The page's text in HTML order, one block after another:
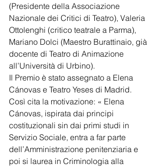
(Presidente della Associazione
Nazionale dei Critici di Teatro), Valeria
Ottolenghi (critico teatrale a Parma),
Mariano Dolci (Maestro Burattinaio, già
docente di Teatro di Animazione
all’Università di Urbino).
Il Premio è stato assegnato a Elena
Cánovas e Teatro Yeses di Madrid.
Così cita la motivazione: « Elena
Cánovas, ispirata dai principi
costituzionali sin dai primi studi in
Servizio Sociale, entra a far parte
dell’Amministrazione penitenziaria e
poi si laurea in Criminologia alla